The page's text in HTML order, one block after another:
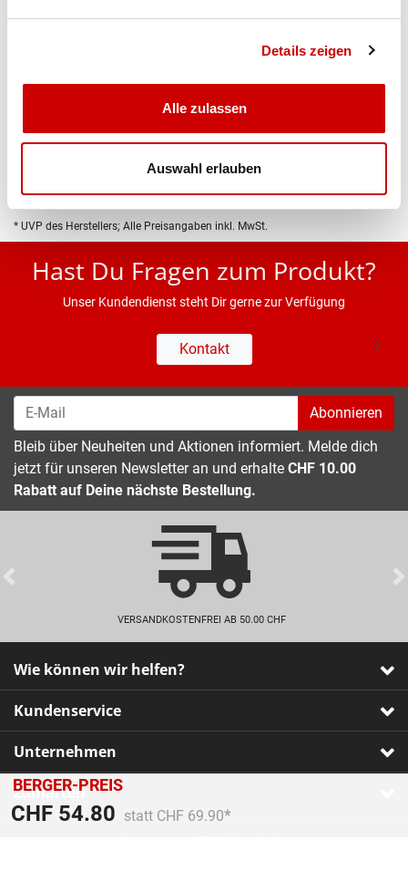
Details zeigen
Alle zulassen
Auswahl erlauben
BERGER-PREIS
CHF 54.80 Preis reduziert von
statt CHF 69.90
An
Produktbeschreibung
* UVP des Herstellers; Alle Preisangaben inkl. MwSt.
Hast Du Fragen zum Produkt?
Unser Kundendienst steht Dir gerne zur Verfügung
Kontakt
Abonnieren
Bleib über Neuheiten und Aktionen informiert. Melde dich
jetzt für unseren Newsletter an und erhalte CHF 10.00
Rabatt auf Deine nächste Bestellung.
VERSANDKOSTENFREI AB 50.00 CHF
Previous
Wie können wir helfen?
Kundenservice
Unternehmen
Zahlarten